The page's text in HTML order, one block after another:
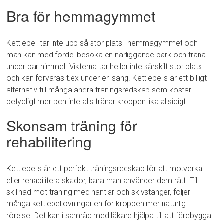
Bra för hemmagymmet
Kettlebell tar inte upp så stor plats i hemmagymmet och
man kan med fördel besöka en närliggande park och träna
under bar himmel. Vikterna tar heller inte särskilt stor plats
och kan förvaras t.ex under en säng. Kettlebells är ett billigt
alternativ till många andra träningsredskap som kostar
betydligt mer och inte alls tränar kroppen lika allsidigt.
Skonsam träning för
rehabilitering
Kettlebells är ett perfekt träningsredskap för att motverka
eller rehabilitera skador, bara man använder dem rätt. Till
skillnad mot träning med hantlar och skivstänger, följer
många kettlebellövningar en för kroppen mer naturlig
rörelse. Det kan i samråd med läkare hjälpa till att förebygga